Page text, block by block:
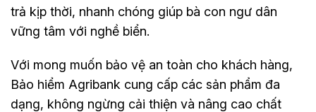
trả kịp thời, nhanh chóng giúp bà con ngư dân
vững tâm với nghề biển.
Với mong muốn bảo vệ an toàn cho khách hàng,
Bảo hiểm Agribank cung cấp các sản phẩm đa
dạng, không ngừng cải thiện và nâng cao chất